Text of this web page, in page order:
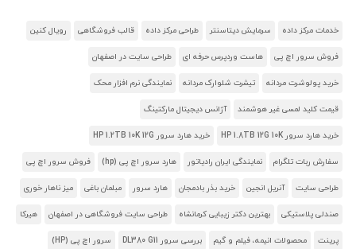
خدمات مرکز داده سرمایش دیتاسنتر طراحی مرکز داده قالب فروشگاهی رویال کنین
فروش سرور اچ پی هاست وردپرس حرفه ای طراحی سایت در اصفهان
خرید پولوشرت مردانه تیشرت شلوارک مردانه نمایندگی نرم افزار محک
قیمت کلید لمسی غیر هوشمند آژانس دیجیتال مارکتینگ
خرید هارد سرور HP 1.8TB 12G 10K خرید هارد سرور HP 1.2TB 10K 12G
سفارش ربات تلگرام نمایندگی ایران رادیاتور هارد سرور اچ پی (hp) فروش سرور اچ پی
طراحی سایت آنریل انجین خرید بذر بادمجان هارد سرور مبلمان باغی میز ناهار خوری
صندلی پلاستیکی بهترین دکتر زیبایی کرمانشاه طراحی سایت فروشگاهی در اصفهان هیرکا
پرینت محصولات انیمه، فیلم و گیم بررسی سرور DL380 G11 سرور اچ پی (HP)